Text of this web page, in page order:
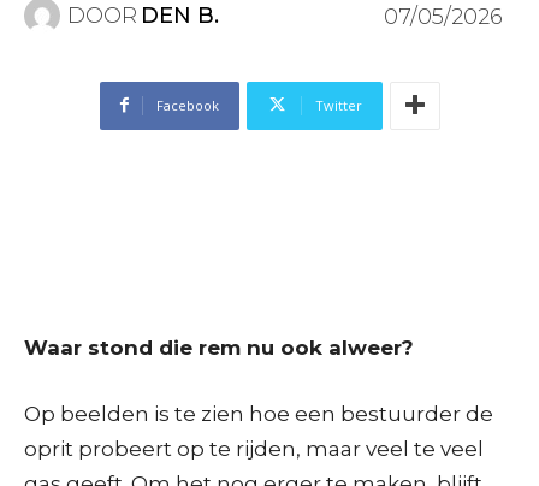
DOOR DEN B. 07/05/2026
Facebook Twitter
Waar stond die rem nu ook alweer?
Op beelden is te zien hoe een bestuurder de
oprit probeert op te rijden, maar veel te veel